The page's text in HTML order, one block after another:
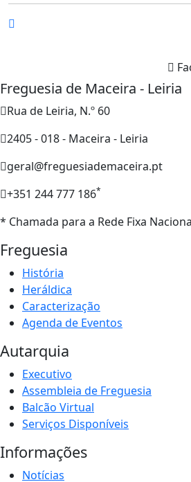
Freguesia de Maceira - Leiria
Rua de Leiria, N.º 60
2405 - 018 - Maceira - Leiria
geral@freguesiademaceira.pt
+351 244 777 186*
* Chamada para a Rede Fixa
Freguesia
História
Heráldica
Caracterização
Agenda de Eventos
Autarquia
Executivo
Assembleia de Freguesia
Balcão Virtual
Serviços Disponíveis
Informações
Notícias